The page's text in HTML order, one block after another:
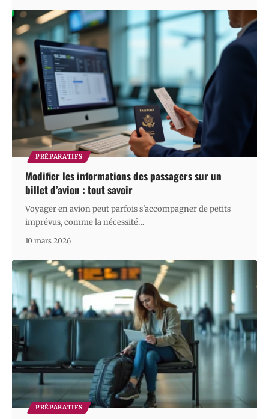
PRÉPARATIFS
Modifier les informations des passagers sur un
billet d’avion : tout savoir
Voyager en avion peut parfois s'accompagner de petits
imprévus, comme la nécessité…
10 mars 2026
PRÉPARATIFS